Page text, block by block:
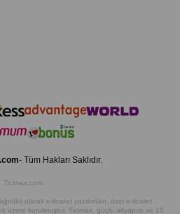
- Tüm Hakları Saklıdır.
Ticimax.com
olarak e-ticaret yazılımları, özel e-ticaret
üzere kurulmuştur. Ticimax, güçlü altyapısı ve 15